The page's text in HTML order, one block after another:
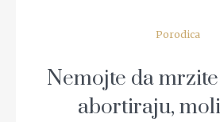
Porodica
Nemojte da
abortiraju,